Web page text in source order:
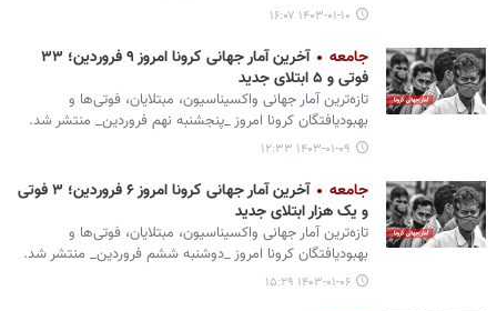
۱۴۰۳-۰۱-۱۰ ۱۶:۰۷
جامعه
آخرین آمار جهانی کرونا امروز ۹ فروردین؛ ۳۳
فوتی و ۵ ابتلای جدید
تازه‌ترین آمار جهانی واکسیناسیون، مبتلایان، فوتی‌ها و
بهبودیافتگان کرونا امروز _پنجشنبه نهم فروردین_ منتشر شد.
۱۴۰۳-۰۱-۰۹ ۱۲:۳۳
جامعه
آخرین آمار جهانی کرونا امروز ۶ فروردین؛ ۳ فوتی
و یک هزار ابتلای جدید
تازه‌ترین آمار جهانی واکسیناسیون، مبتلایان، فوتی‌ها و
بهبودیافتگان کرونا امروز _دوشنبه ششم فروردین_ منتشر شد.
۱۴۰۳-۰۱-۰۶ ۱۵:۲۹